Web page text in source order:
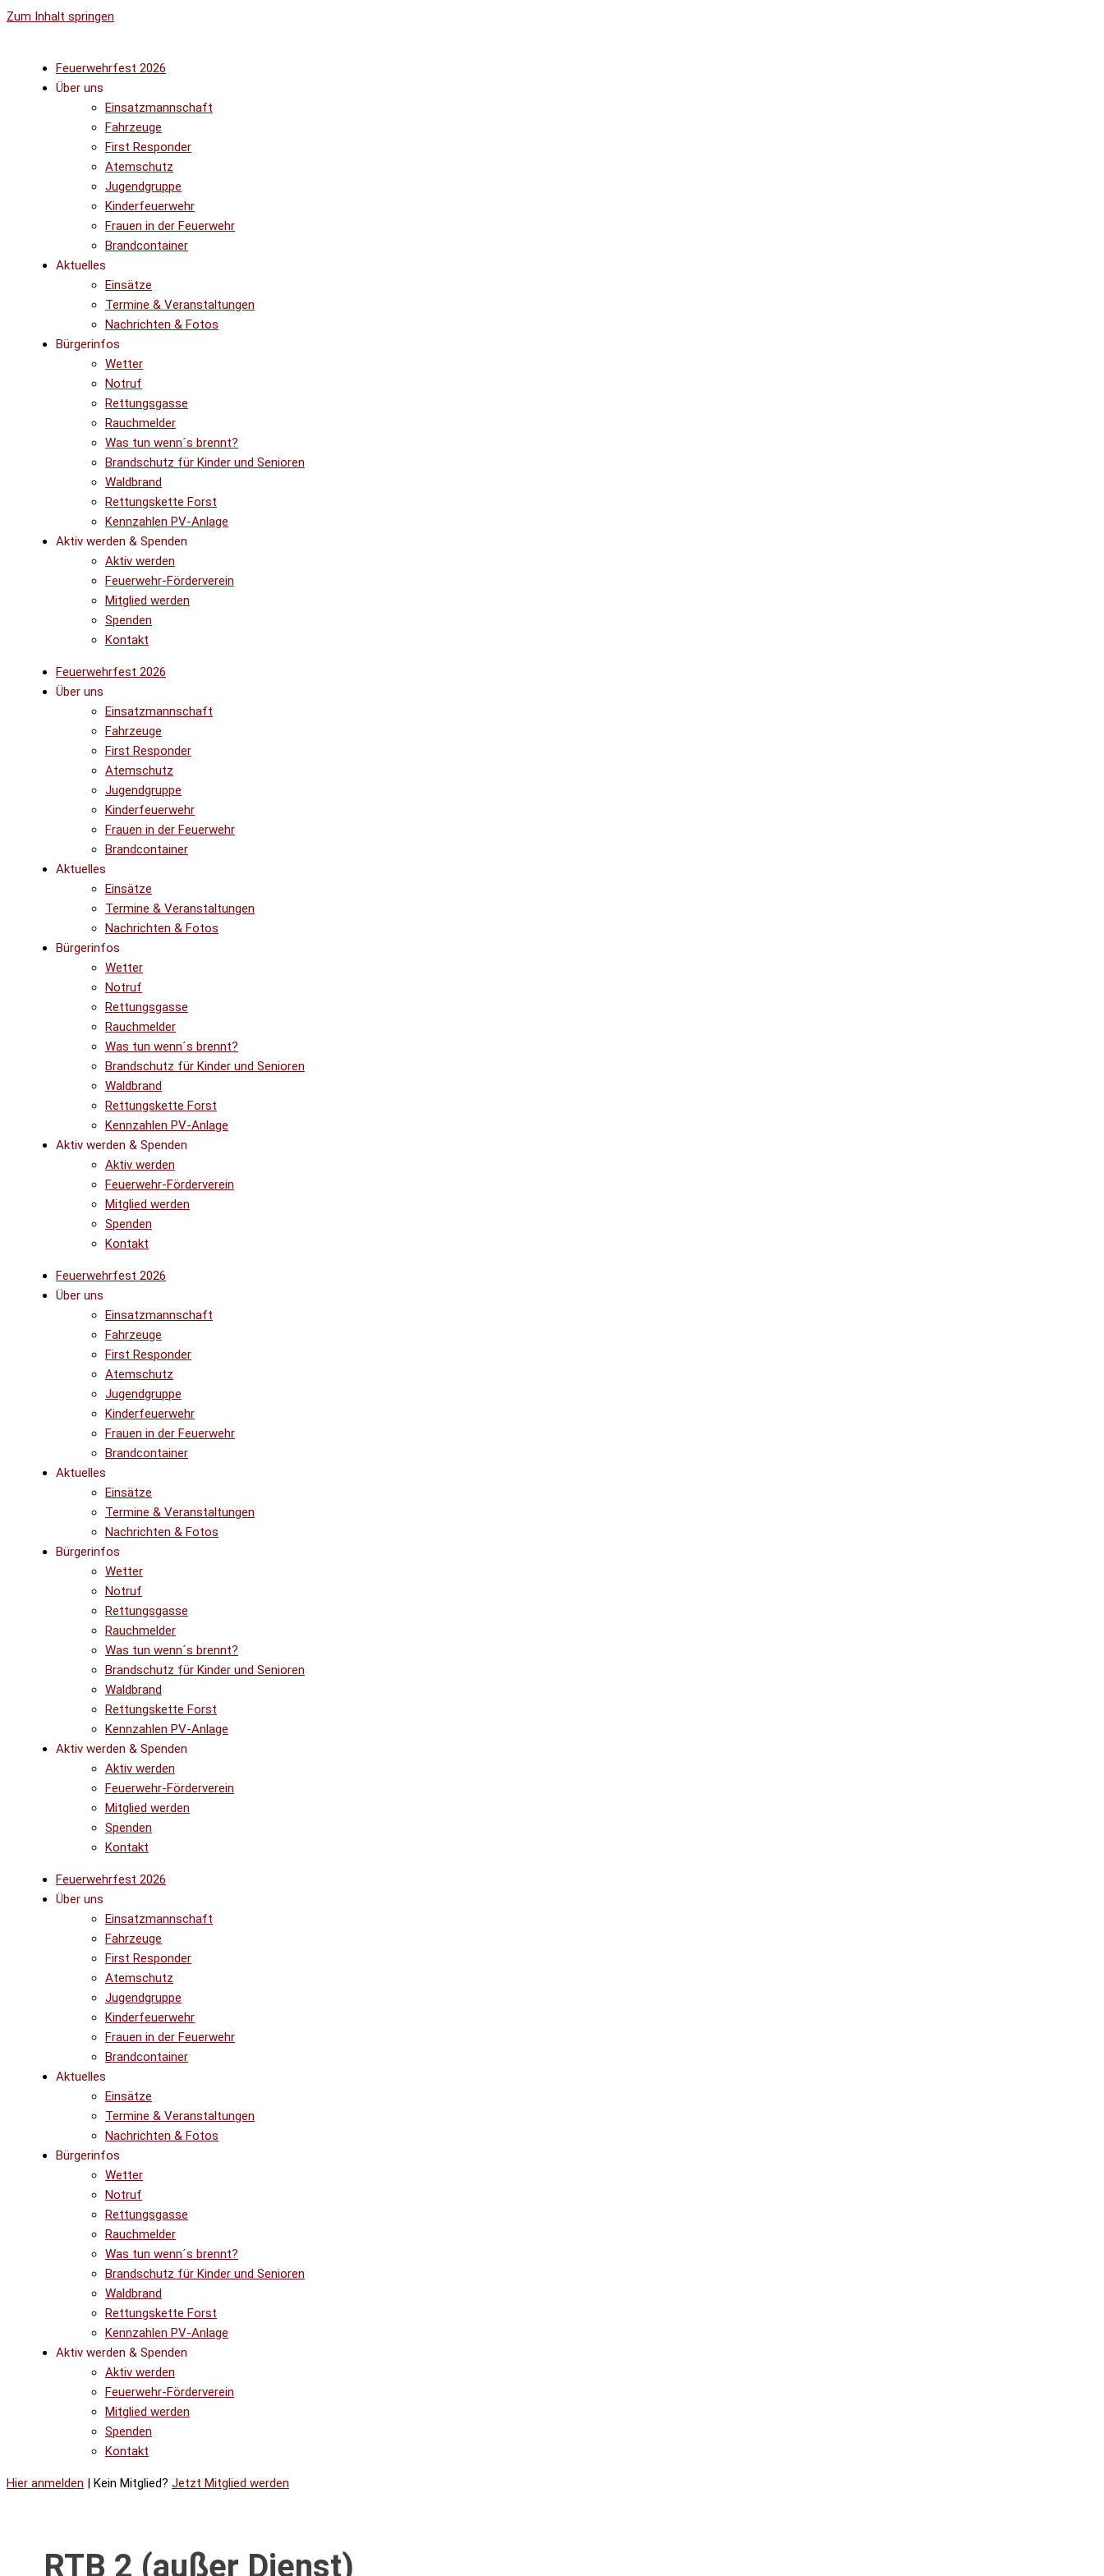
Zum Inhalt springen
Feuerwehrfest 2026
Über uns
Einsatzmannschaft
Fahrzeuge
First Responder
Atemschutz
Jugendgruppe
Kinderfeuerwehr
Frauen in der Feuerwehr
Brandcontainer
Aktuelles
Einsätze
Termine & Veranstaltungen
Nachrichten & Fotos
Bürgerinfos
Wetter
Notruf
Rettungsgasse
Rauchmelder
Was tun wenn´s brennt?
Brandschutz für Kinder und Senioren
Waldbrand
Rettungskette Forst
Kennzahlen PV-Anlage
Aktiv werden & Spenden
Aktiv werden
Feuerwehr-Förderverein
Mitglied werden
Spenden
Kontakt
Feuerwehrfest 2026
Über uns
Einsatzmannschaft
Fahrzeuge
First Responder
Atemschutz
Jugendgruppe
Kinderfeuerwehr
Frauen in der Feuerwehr
Brandcontainer
Aktuelles
Einsätze
Termine & Veranstaltungen
Nachrichten & Fotos
Bürgerinfos
Wetter
Notruf
Rettungsgasse
Rauchmelder
Was tun wenn´s brennt?
Brandschutz für Kinder und Senioren
Waldbrand
Rettungskette Forst
Kennzahlen PV-Anlage
Aktiv werden & Spenden
Aktiv werden
Feuerwehr-Förderverein
Mitglied werden
Spenden
Kontakt
Feuerwehrfest 2026
Über uns
Einsatzmannschaft
Fahrzeuge
First Responder
Atemschutz
Jugendgruppe
Kinderfeuerwehr
Frauen in der Feuerwehr
Brandcontainer
Aktuelles
Einsätze
Termine & Veranstaltungen
Nachrichten & Fotos
Bürgerinfos
Wetter
Notruf
Rettungsgasse
Rauchmelder
Was tun wenn´s brennt?
Brandschutz für Kinder und Senioren
Waldbrand
Rettungskette Forst
Kennzahlen PV-Anlage
Aktiv werden & Spenden
Aktiv werden
Feuerwehr-Förderverein
Mitglied werden
Spenden
Kontakt
Feuerwehrfest 2026
Über uns
Einsatzmannschaft
Fahrzeuge
First Responder
Atemschutz
Jugendgruppe
Kinderfeuerwehr
Frauen in der Feuerwehr
Brandcontainer
Aktuelles
Einsätze
Termine & Veranstaltungen
Nachrichten & Fotos
Bürgerinfos
Wetter
Notruf
Rettungsgasse
Rauchmelder
Was tun wenn´s brennt?
Brandschutz für Kinder und Senioren
Waldbrand
Rettungskette Forst
Kennzahlen PV-Anlage
Aktiv werden & Spenden
Aktiv werden
Feuerwehr-Förderverein
Mitglied werden
Spenden
Kontakt
Hier anmelden | Kein Mitglied? Jetzt Mitglied werden
RTB 2 (außer Dienst)